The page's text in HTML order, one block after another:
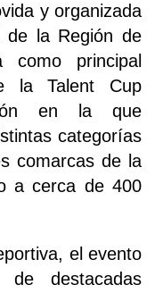
y organizada
de la Región de
como principal
la Talent Cup
en la que
categorías
comarcas de la
a cerca de 400
el evento
destacadas